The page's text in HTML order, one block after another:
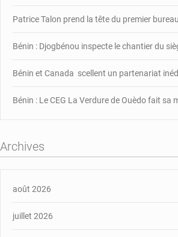
Patrice Talon prend la tête du premier
Bénin : Djogbénou inspecte le chantier du
Bénin et Canada scellent un partenariat
Bénin : Le CEG La Verdure de Ouèdo fait sa
Archives
août 2026
juillet 2026